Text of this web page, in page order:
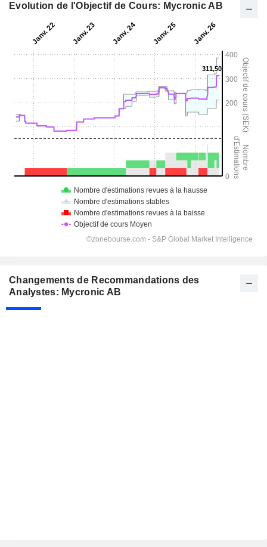
Evolution de l'Objectif de Cours: Mycronic AB
Changements de Recommandations des
Analystes: Mycronic AB